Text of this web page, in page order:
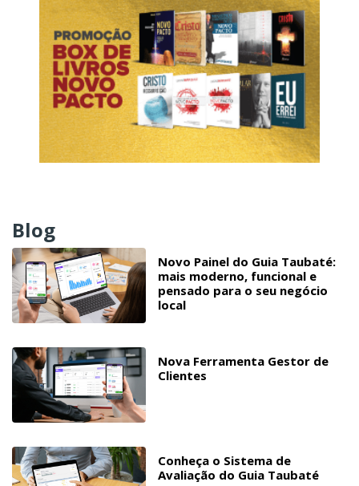
Blog
Novo Painel do Guia Taubaté:
mais moderno, funcional e
pensado para o seu negócio
local
Nova Ferramenta Gestor de
Clientes
Conheça o Sistema de
Avaliação do Guia Taubaté